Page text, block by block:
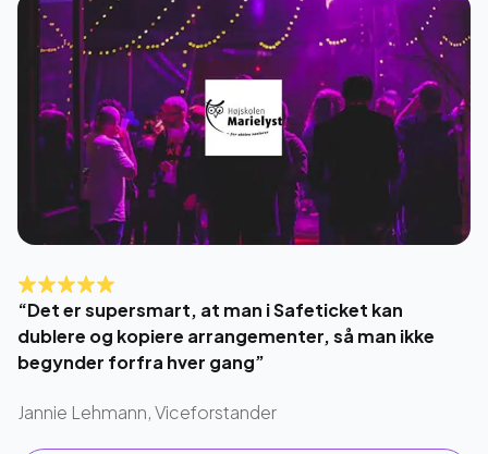
“Det er supersmart, at man i Safeticket kan
dublere og kopiere arrangementer, så man ikke
begynder forfra hver gang”
Jannie Lehmann, Viceforstander